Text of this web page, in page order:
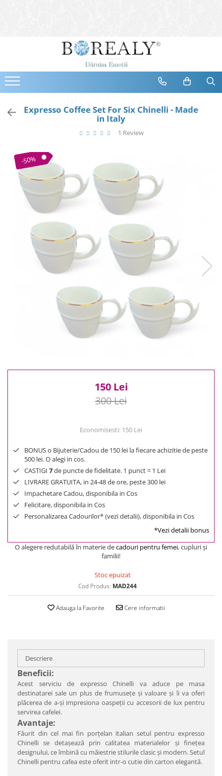
Bijuterii
Cercei
Bratari
Coliere
Destinatari
Bijuterii Femei
Bijuterii Copii
Bijuterii Mirese
Reduceri
Cele mai noi
Cele mai vandute
Cele mai votate
100 Lei - 200 Lei
1000 Lei +
Expresso Coffee Set For Six Chinelli - Made
in Italy
1 Review
-50%
150 Lei
300 Lei
Economisesti: 150 Lei
BONUS o Bijuterie/Cadou de 150 lei la fiecare achizitie de peste
500 lei. O alegi in cos.
CASTIGI 7de puncte de fidelitate. 1 punct = 1 Lei
LIVRARE GRATUITA, in 24-48 de ore, peste 300 lei
Impachetare Cadou, disponibila in Cos
Felicitare, disponibila in Cos
Personalizarea Cadourilor* (vezi detalii), disponibila in Cos
*Vezi detalii bonus
O alegere redutabilă în materie decadouri pentru femei, cupluri şi
familii!
Stoc epuizat
Cod Produs: MAD244
Adauga la Favorite Cere informatii
Descriere
Beneficii:
Acest serviciu de expresso Chinelli va aduce pe masa
destinatarei sale un plus de frumuseţe şi valoare şi îi va oferi
plăcerea de a-şi impresiona oaspeţii cu accesorii de lux pentru
servirea cafelei.
Avantaje:
Făurit din cel mai fin porţelan italian setul pentru expresso
Chinelli se detaşează prin calitatea materialelor şi fineţea
designului, ce îmbină cu măiestrie stilurile clasic şi modern. Setul
Chinelli pentru cafea este oferit intr-o cutie din carton elegantă.